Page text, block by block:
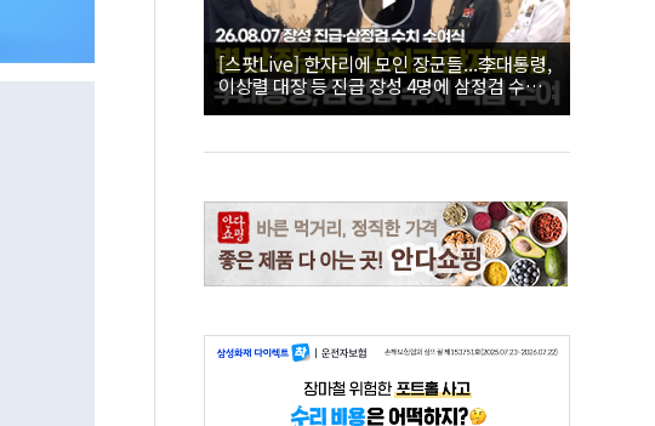
[스팟Live] 한자리에 모인 장군들...李대통령,
이상렬 대장 등 진급 장성 4명에 삼정검 수치
직접 수여｜26.08.07 장성 진급·삼정검 수치